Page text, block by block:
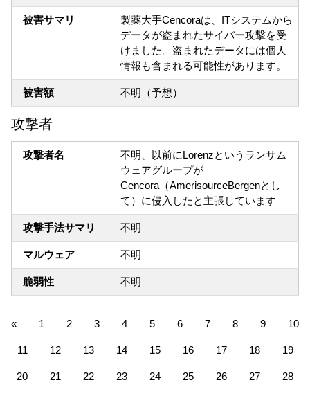
被害サマリ
製薬大手Cencoraは、ITシステムから
データが盗まれたサイバー攻撃を受
けました。盗まれたデータには個人
情報も含まれる可能性があります。
被害額 不明（予想）
攻撃者
攻撃者名
不明、以前にLorenzというランサム
ウェアグループが
Cencora（AmerisourceBergenとし
て）に侵入したと主張しています
攻撃手法サマリ 不明
マルウェア 不明
脆弱性 不明
« 1 2 3 4 5 6 7 8 9 10
11 12 13 14 15 16 17 18 19
20 21 22 23 24 25 26 27 28